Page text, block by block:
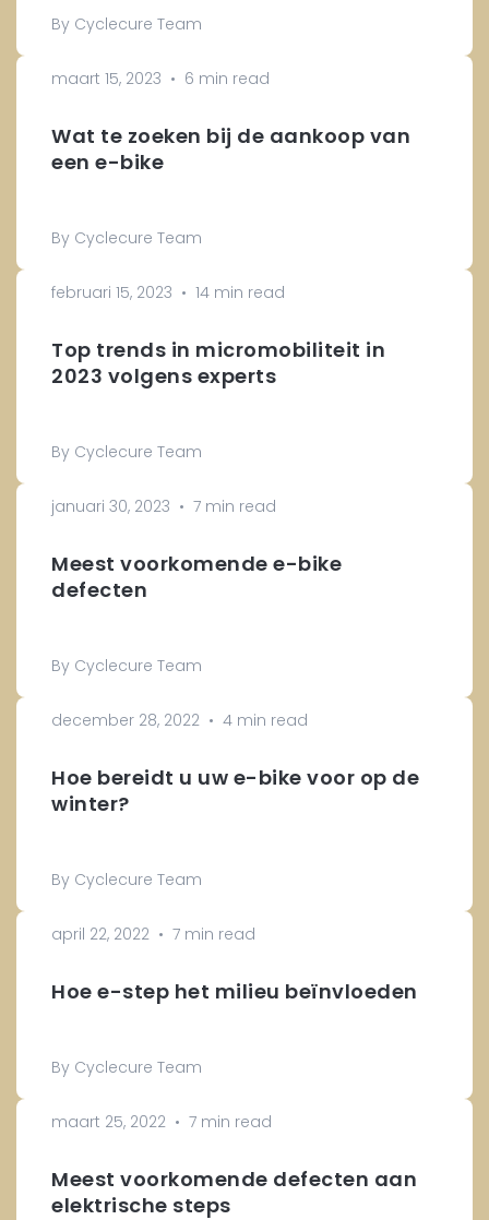
By Cyclecure Team
maart 15, 2023 • 6 min read
Wat te zoeken bij de aankoop van
een e-bike
By Cyclecure Team
februari 15, 2023 • 14 min read
Top trends in micromobiliteit in
2023 volgens experts
By Cyclecure Team
januari 30, 2023 • 7 min read
Meest voorkomende e-bike
defecten
By Cyclecure Team
december 28, 2022 • 4 min read
Hoe bereidt u uw e-bike voor op de
winter?
By Cyclecure Team
april 22, 2022 • 7 min read
Hoe e-step het milieu beïnvloeden
By Cyclecure Team
maart 25, 2022 • 7 min read
Meest voorkomende defecten aan
elektrische steps